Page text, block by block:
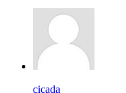
cicada